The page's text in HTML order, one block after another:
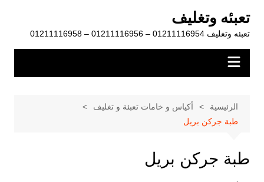
المحتوى
تعبئه وتغليف
تعبئه وتغليف 01211116954 – 01211116956 – 01211116958
الرئيسية
أكياس و خامات تعبئة و تغليف
طبة جركن بريل
طبة جركن بريل